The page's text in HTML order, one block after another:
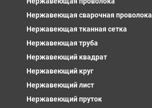
Нержавеющая сварочная проволока
Нержавеющая тканная сетка
Нержавеющая труба
Нержавеющий квадрат
Нержавеющий круг
Нержавеющий лист
Нержавеющий пруток